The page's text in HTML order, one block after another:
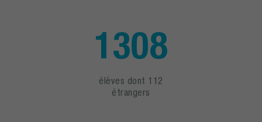
1308
élèves dont 112
étrangers